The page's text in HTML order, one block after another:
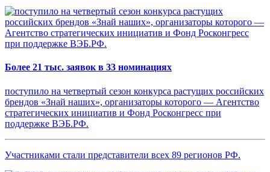
Более 21 тыс. заявок в 33 номинациях
поступило на четвертый сезон конкурса растущих российских
брендов «Знай наших», организаторы которого — Агентство
стратегических инициатив и Фонд Росконгресс при
поддержке ВЭБ.РФ.
Участниками стали представители всех 89 регионов РФ.